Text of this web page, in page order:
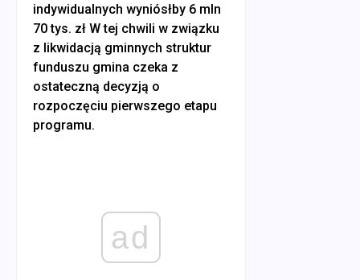
indywidualnych wyniósłby 6 mln
70 tys. zł W tej chwili w związku
z likwidacją gminnych struktur
funduszu gmina czeka z
ostateczną decyzją o
rozpoczęciu pierwszego etapu
programu.
ad